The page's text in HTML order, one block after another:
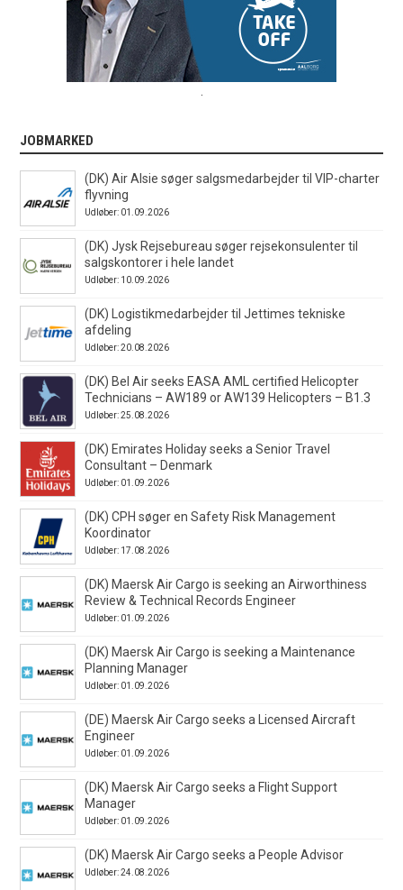
JOBMARKED
(DK) Air Alsie søger salgsmedarbejder til VIP-charter
flyvning
Udløber: 01.09.2026
(DK) Jysk Rejsebureau søger rejsekonsulenter til
salgskontorer i hele landet
Udløber: 10.09.2026
(DK) Logistikmedarbejder til Jettimes tekniske
afdeling
Udløber: 20.08.2026
(DK) Bel Air seeks EASA AML certified Helicopter
Technicians – AW189 or AW139 Helicopters – B1.3
Udløber: 25.08.2026
(DK) Emirates Holiday seeks a Senior Travel
Consultant – Denmark
Udløber: 01.09.2026
(DK) CPH søger en Safety Risk Management
Koordinator
Udløber: 17.08.2026
(DK) Maersk Air Cargo is seeking an Airworthiness
Review & Technical Records Engineer
Udløber: 01.09.2026
(DK) Maersk Air Cargo is seeking a Maintenance
Planning Manager
Udløber: 01.09.2026
(DE) Maersk Air Cargo seeks a Licensed Aircraft
Engineer
Udløber: 01.09.2026
(DK) Maersk Air Cargo seeks a Flight Support
Manager
Udløber: 01.09.2026
(DK) Maersk Air Cargo seeks a People Advisor
Udløber: 24.08.2026